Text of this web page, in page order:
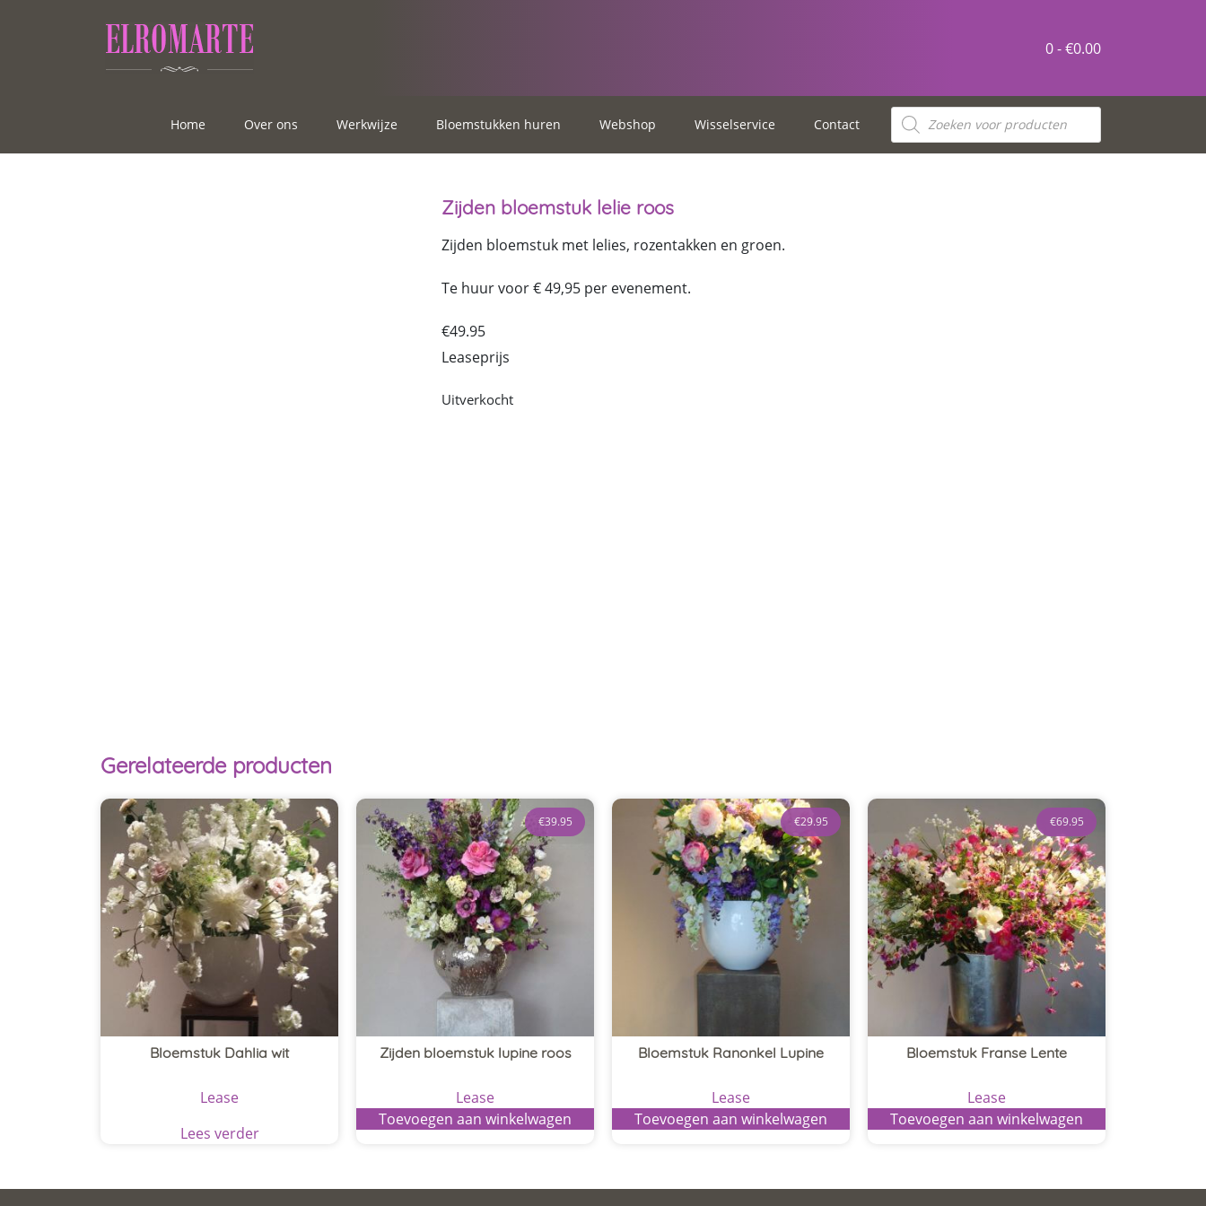
0 -€0.00
Home Over ons Werkwijze Bloemstukken huren Webshop Wisselservice Contact
Zijden bloemstuk lelie roos
Zijden bloemstuk met lelies, rozentakken en groen.
Te huur voor € 49,95 per evenement.
€49.95
Leaseprijs
Uitverkocht
Gerelateerde producten
Bloemstuk Dahlia wit
Lease
Lees verder
Zijden bloemstuk lupine roos
€39.95
Lease
Toevoegen aan winkelwagen
Bloemstuk Ranonkel Lupine
€29.95
Lease
Toevoegen aan winkelwagen
Bloemstuk Franse Lente
€69.95
Lease
Toevoegen aan winkelwagen